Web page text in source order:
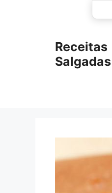
Receitas
Salgadas